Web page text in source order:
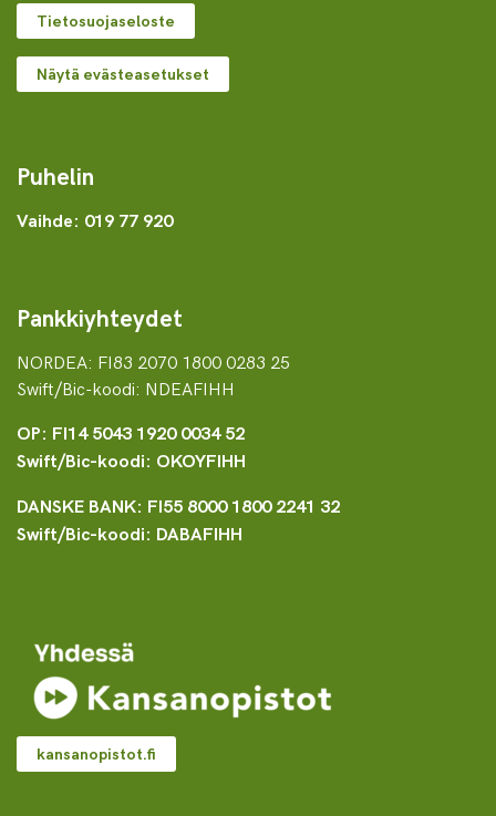
Tietosuojaseloste
Näytä evästeasetukset
Puhelin
Vaihde: 019 77 920
Pankkiyhteydet
NORDEA: FI83 2070 1800 0283 25
Swift/Bic-koodi: NDEAFIHH
OP: FI14 5043 1920 0034 52
Swift/Bic-koodi: OKOYFIHH
DANSKE BANK: FI55 8000 1800 2241 32
Swift/Bic-koodi: DABAFIHH
kansanopistot.fi